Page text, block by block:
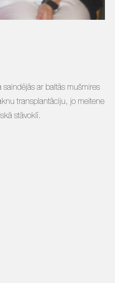
ar baltās mušmires
transplantāciju, jo meitene
stāvoklī.